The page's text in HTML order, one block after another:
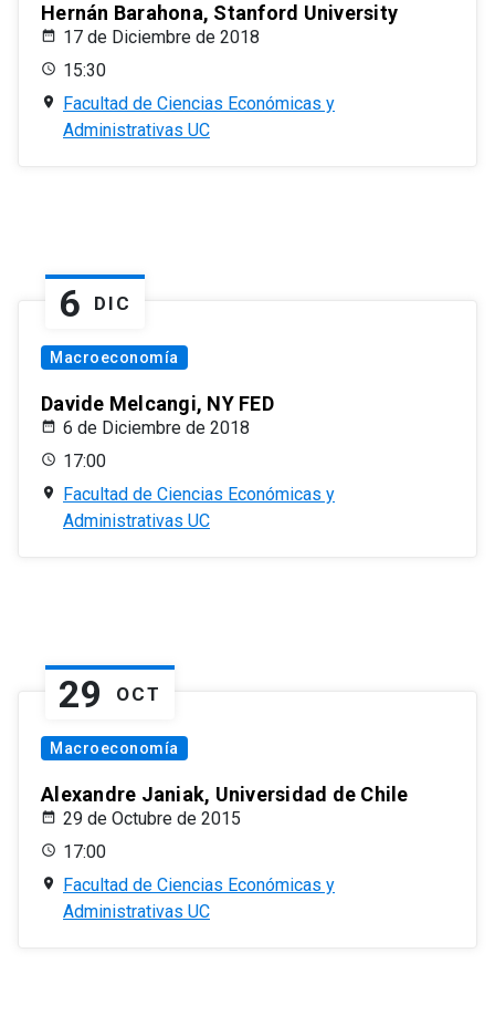
Hernán Barahona, Stanford University
17 de Diciembre de 2018
15:30
Facultad de Ciencias Económicas y
Administrativas UC
6 DIC
Macroeconomía
Davide Melcangi, NY FED
6 de Diciembre de 2018
17:00
Facultad de Ciencias Económicas y
Administrativas UC
29 OCT
Macroeconomía
Alexandre Janiak, Universidad de Chile
29 de Octubre de 2015
17:00
Facultad de Ciencias Económicas y
Administrativas UC